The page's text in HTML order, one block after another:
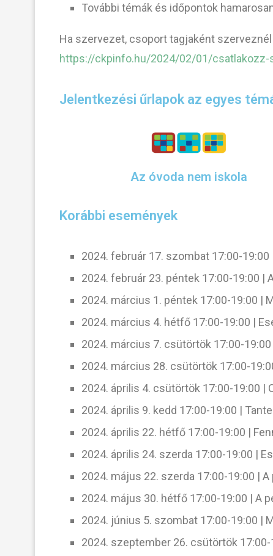
További témák és időpontok
Ha szervezet, csoport tagjaként
https://ckpinfo.hu/2024/02/01/
Jelentkezési űrlapok az egyes
Az óvoda nem iskola
Korábbi események
2024. február 17. szombat 17:00-
2024. február 23. péntek 17:00-19:00 |
2024. március 1. péntek 17:00-19:00 |
2024. március 4. hétfő 17:00-19:00 |
2024. március 7. csütörtök 17:00-
2024. március 28. csütörtök 17:00-
2024. április 4. csütörtök 17:00-19:00 |
2024. április 9. kedd 17:00-19:00 |
2024. április 22. hétfő 17:00-19:00 |
2024. április 24. szerda 17:00-19:00 |
2024. május 22. szerda 17:00-19:00 |
2024. május 30. hétfő 17:00-19:00 | A
2024. június 5. szombat 17:00-19:00 |
2024. szeptember 26. csütörtök